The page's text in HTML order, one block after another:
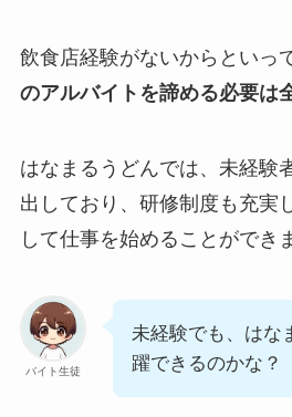
飲食店経験がないからといっ
のアルバイトを諦める必要は
はなまるうどんでは、未経験
出しており、研修制度も充実
して仕事を始めることができ
バイト生徒
未経験でも、はな
躍できるのかな？